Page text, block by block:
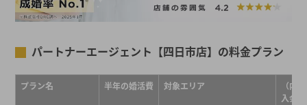
パートナーエージェント【四日市店】の料金プラン
プラン名 半年の婚活費 対象エリア
（内
入会金